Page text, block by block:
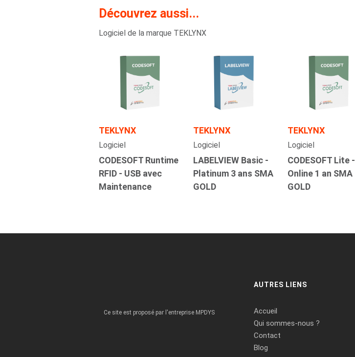
Découvrez aussi...
Logiciel de la marque TEKLYNX
TEKLYNX
Logiciel
CODESOFT Runtime
RFID - USB avec
Maintenance
TEKLYNX
Logiciel
LABELVIEW Basic -
Platinum 3 ans SMA
GOLD
TEKLYNX
Logiciel
CODESOFT Lite -
Online 1 an SMA
GOLD
Ce site est proposé par l'entreprise MPDYS
AUTRES LIENS
Accueil
Qui sommes-nous ?
Contact
Blog